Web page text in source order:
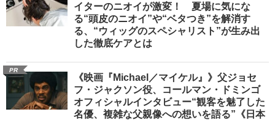
イターのニオイが激変！ 夏場に気にな
る“頭皮のニオイ”や“ベタつき”を解消す
る、“ウィッグのスペシャリスト”が生み出
した徹底ケアとは
PR
《映画『Michael／マイケル』》父ジョセ
フ・ジャクソン役、コールマン・ドミンゴ
オフィシャルインタビュー“観客を魅了した
名優、複雑な父親像への想いを語る”《日本